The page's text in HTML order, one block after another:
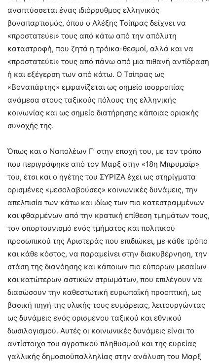
αναπτύσσεται ένας ιδιόρρυθμος ελληνικός
βοναπαρτισμός, όπου ο Αλέξης Τσίπρας δείχνει να
«προστατεύει» τους από κάτω από την απόλυτη
καταστροφή, που ζητά η τρόικα-θεσμοί, αλλά και να
«προστατεύει» τους από πάνω από μια πιθανή αντίδραση
ή και εξέγερση των από κάτω. Ο Τσίπρας ως
«Βοναπάρτης» εμφανίζεται ως σημείο ισορροπίας
ανάμεσα στους ταξικούς πόλους της ελληνικής
κοινωνίας και ως σημείο διατήρησης κάποιας οριακής
συνοχής της.
Όπως και ο Ναπολέων Γ’ στην εποχή του, με τον τρόπο
που περιγράφηκε από τον Μαρξ στην «18η Μπρυμαίρ»
του, έτσι και ο ηγέτης του ΣΥΡΙΖΑ έχει ως στηρίγματα
ορισμένες «μεσολαβούσες» κοινωνικές δυνάμεις, την
απελπισία των κάτω και ιδίως των πιο κατεστραμμένων
και φθαρμένων από την κρατική επίθεση τμημάτων τους,
τον οπορτουνισμό ενός τμήματος και πολιτικού
προσωπικού της Αριστεράς που επιδιώκει, με κάθε τρόπο
και κάθε κόστος, να παραμείνει στην διακυβέρνηση, την
στάση της διανόησης και κάποιων πιο εύπορων μεσαίων
και κατώτερων αστικών στρωμάτων, που επιλέγουν να
διασώσουν την καθεστωτική ευρωπαϊκή προοπτική, ως
βασική πηγή της υλικής τους ευμάρειας, λειτουργώντας
ως δυνάμεις ενός ορισμένου ταξικού και εθνικού
δωσιλογισμού. Αυτές οι κοινωνικές δυνάμεις είναι το
αντίστοιχο του αγροτικού πληθυσμού και της ευρείας
γαλλικής δημοσιοϋπαλληλίας στην ανάλυση του Μαρξ